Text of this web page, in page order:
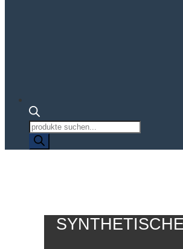
Produktsuche